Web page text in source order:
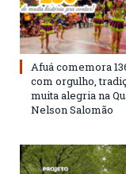
Afuá comemora
com orgulho,
muita alegria na
Nelson Salomão